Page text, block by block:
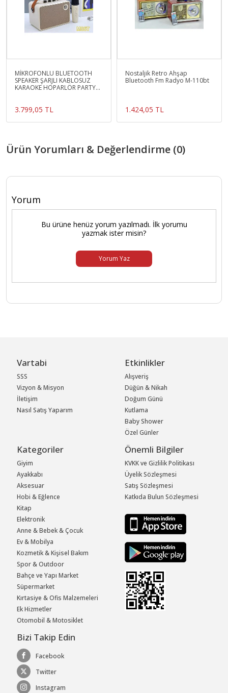
MİKROFONLU BLUETOOTH
SPEAKER ŞARJLI KABLOSUZ
KARAOKE HOPARLÖR PARTY
3.799,05 TL
Nostaljik Retro Ahşap
Bluetooth Fm Radyo M-110bt
1.424,05 TL
Ürün Yorumları & Değerlendirme (0)
Yorum
Bu ürüne henüz yorum yazılmadı. İlk yorumu
yazmak ister misin?
Yorum Yaz
Vartabi
SSS
Vizyon & Misyon
İletişim
Nasıl Satış Yaparım
Etkinlikler
Alışveriş
Düğün & Nikah
Doğum Günü
Kutlama
Baby Shower
Özel Günler
Kategoriler
Giyim
Ayakkabı
Aksesuar
Hobi & Eğlence
Kitap
Elektronik
Anne & Bebek & Çocuk
Ev & Mobilya
Kozmetik & Kişisel Bakım
Spor & Outdoor
Bahçe ve Yapı Market
Süpermarket
Kırtasiye & Ofis Malzemeleri
Ek Hizmetler
Otomobil & Motosiklet
Önemli Bilgiler
KVKK ve Gizlilik Politikası
Üyelik Sözleşmesi
Satış Sözleşmesi
Katkıda Bulun Sözleşmesi
Bizi Takip Edin
Facebook
Twitter
Instagram